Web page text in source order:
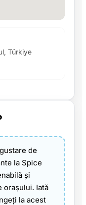
Türkiye
de
la Spice
și
orașului. Iată
la acest